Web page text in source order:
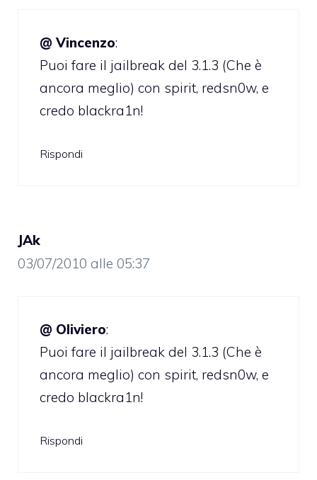
@ Vincenzo:
Puoi fare il jailbreak del 3.1.3 (Che è
ancora meglio) con spirit, redsn0w, e
credo blackra1n!
Rispondi
JAk
03/07/2010 alle 05:37
@ Oliviero:
Puoi fare il jailbreak del 3.1.3 (Che è
ancora meglio) con spirit, redsn0w, e
credo blackra1n!
Rispondi